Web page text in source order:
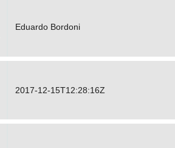
Eduardo Bordoni
2017-12-15T12:28:16Z